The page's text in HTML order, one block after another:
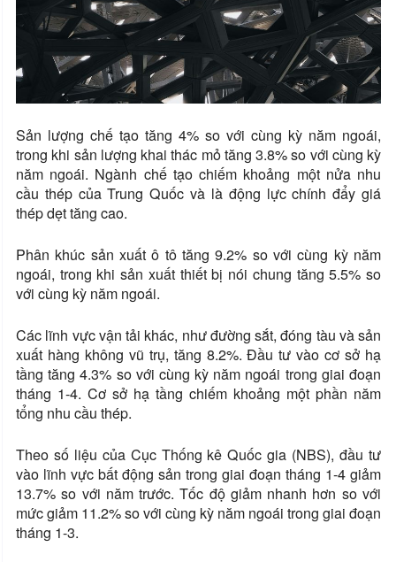
Sản lượng chế tạo tăng 4% so với cùng kỳ năm ngoái,
trong khi sản lượng khai thác mỏ tăng 3.8% so với cùng kỳ
năm ngoái. Ngành chế tạo chiếm khoảng một nửa nhu
cầu thép của Trung Quốc và là động lực chính đẩy giá
thép dẹt tăng cao.
Phân khúc sản xuất ô tô tăng 9.2% so với cùng kỳ năm
ngoái, trong khi sản xuất thiết bị nói chung tăng 5.5% so
với cùng kỳ năm ngoái.
Các lĩnh vực vận tải khác, như đường sắt, đóng tàu và sản
xuất hàng không vũ trụ, tăng 8.2%. Đầu tư vào cơ sở hạ
tầng tăng 4.3% so với cùng kỳ năm ngoái trong giai đoạn
tháng 1-4. Cơ sở hạ tầng chiếm khoảng một phần năm
tổng nhu cầu thép.
Theo số liệu của Cục Thống kê Quốc gia (NBS), đầu tư
vào lĩnh vực bất động sản trong giai đoạn tháng 1-4 giảm
13.7% so với năm trước. Tốc độ giảm nhanh hơn so với
mức giảm 11.2% so với cùng kỳ năm ngoái trong giai đoạn
tháng 1-3.